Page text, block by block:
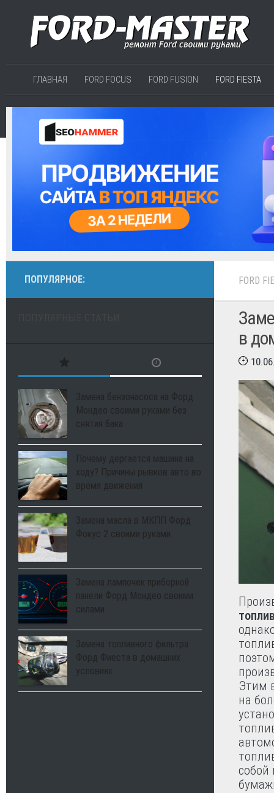
ГЛАВНАЯ FORD FOCUS FORD FUSION FORD FIESTA
FORD
в
Этим
на
собой
ПОПУЛЯРНОЕ:
Замена бензонасоса на Форд
Мондео своими руками без
снятия бака
Почему дергается машина на
ходу? Причины рывков авто во
время движения
Замена масла в МКПП Форд
Фокус 2 своими руками
Замена лампочек приборной
панели Форд Мондео своими
силами
Замена топливного фильтра
Форд Фиеста в домашних
условиях